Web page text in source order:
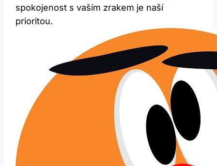
spokojenost s vaším zrakem je naší
prioritou.